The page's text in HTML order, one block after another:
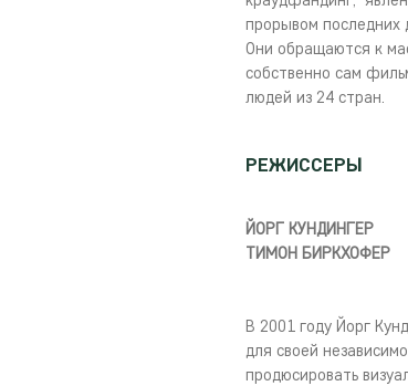
прорывом последних
Они обращаются к
собственно сам
людей из 24 стран.
РЕЖИССЕРЫ
ЙОРГ КУНДИНГЕР
ТИМОН БИРКХОФЕР
В 2001 году Йорг
для своей
продюсировать